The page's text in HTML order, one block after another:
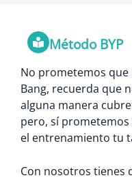
Método BYP
No prometemos que
Bang, recuerda que
alguna manera
pero, sí prometemos
el entrenamiento tu
Con nosotros tienes